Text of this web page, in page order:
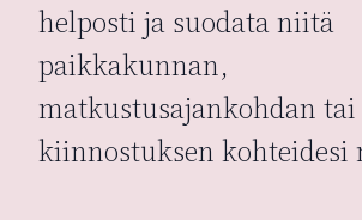
helposti ja suodata niitä
paikkakunnan,
matkustusajankohdan
kiinnostuksen kohteidesi